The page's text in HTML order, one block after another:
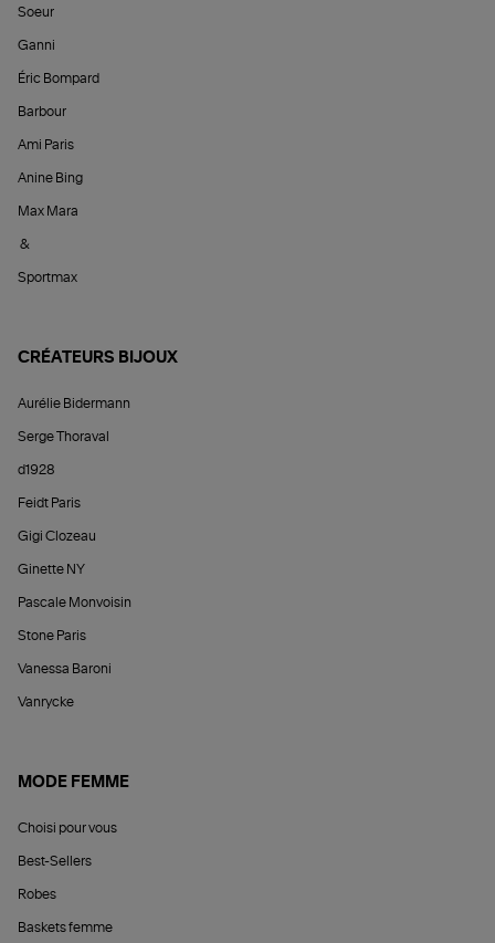
Soeur
Ganni
Éric Bompard
Barbour
Ami Paris
Anine Bing
Max Mara
&
Sportmax
CRÉATEURS BIJOUX
Aurélie Bidermann
Serge Thoraval
d1928
Feidt Paris
Gigi Clozeau
Ginette NY
Pascale Monvoisin
Stone Paris
Vanessa Baroni
Vanrycke
MODE FEMME
Choisi pour vous
Best-Sellers
Robes
Baskets femme